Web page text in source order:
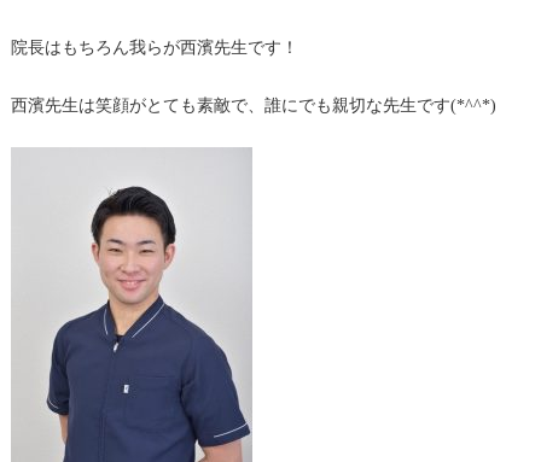
院長はもちろん我らが西濱先生です！
西濱先生は笑顔がとても素敵で、誰にでも親切な先生です(*^^*)